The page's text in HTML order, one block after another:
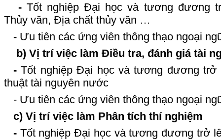
- Tốt nghiệp Đại học và tương đương
Thủy văn, Địa chất thủy văn …
-Ưu tiên các ứng viên thông thạo ngoại
b) Vị trí việc làm Điều tra, đánh giá tài
-Tốt nghiệp Đại học và tương đương trở
thuật tài nguyên nước
- Ưu tiên các ứng viên thông thạo ngoại
c) Vị trí việc làm Phân tích thí nghiệm
-Tốt nghiệp Đại học và tương đương trở